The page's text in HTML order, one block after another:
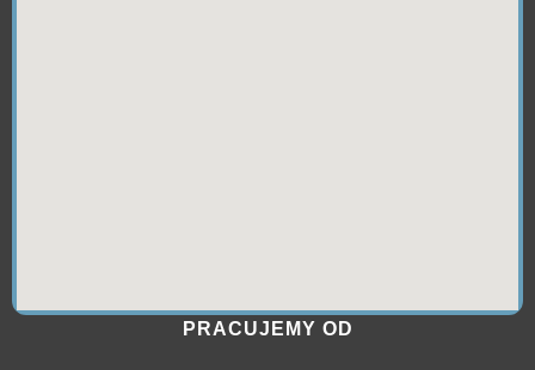
PRACUJEMY OD